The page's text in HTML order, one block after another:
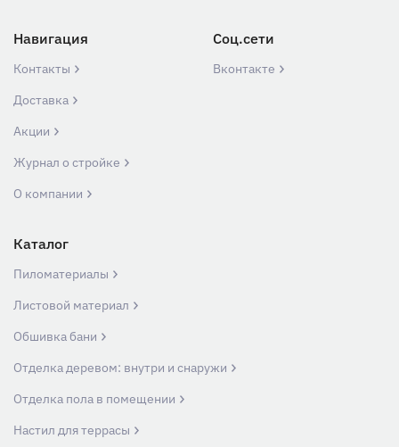
Навигация
Контакты
Доставка
Акции
Журнал о стройке
О компании
Соц.сети
Вконтакте
Каталог
Пиломатериалы
Листовой материал
Обшивка бани
Отделка деревом: внутри и снаружи
Отделка пола в помещении
Настил для террасы